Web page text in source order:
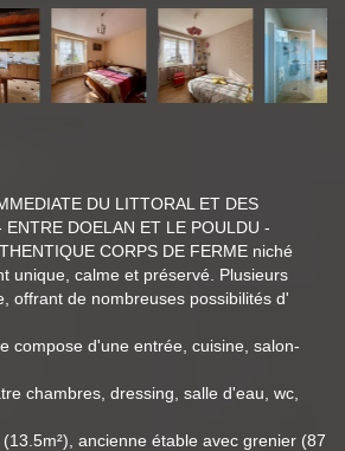
DU LITTORAL ET DES
ENTRE DOELAN ET LE POULDU -
CORPS DE FERME niché
unique, calme et préservé. Plusieurs
offrant de nombreuses possibilités d'
compose d'une entrée, cuisine, salon-
chambres, dressing, salle d'eau, wc,
ancienne étable avec grenier (87